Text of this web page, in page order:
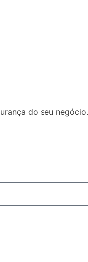
do seu negócio.